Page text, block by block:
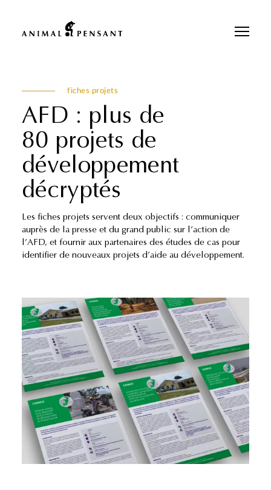
fiches projets
AFD : plus de
80 projets de
développement
décryptés
Les fiches projets servent deux objectifs : communiquer
auprès de la presse et du grand public sur l’action de
l’AFD, et fournir aux partenaires des études de cas pour
identifier de nouveaux projets d’aide au développement.